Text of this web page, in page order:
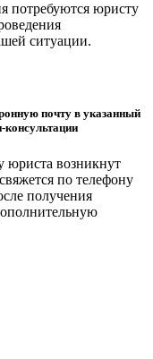
потребуются юристу
ситуации.
почту в указанный
консультации
юриста возникнут
по телефону
получения